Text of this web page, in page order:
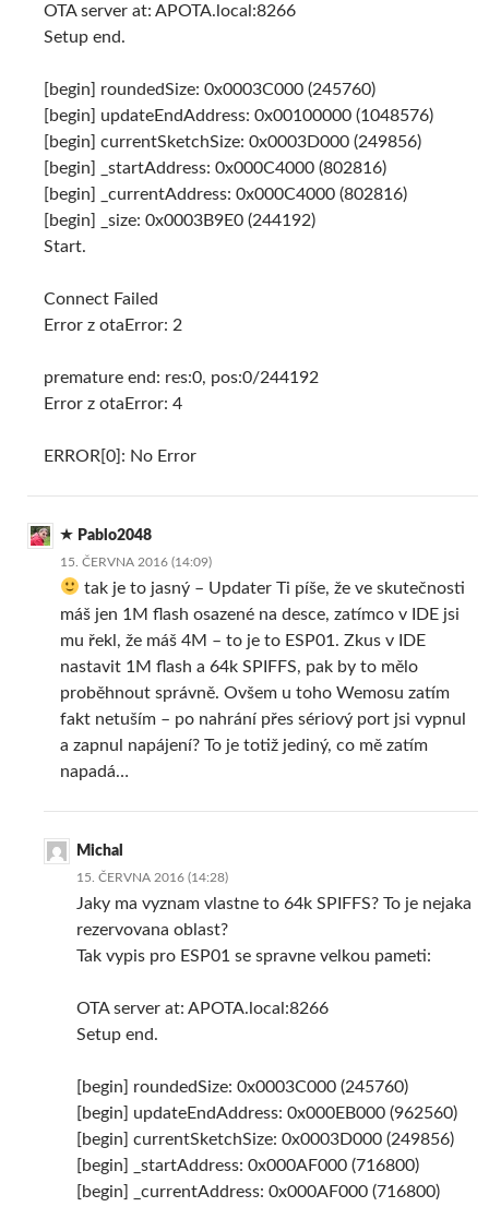
OTA server at: APOTA.local:8266
Setup end.
[begin] roundedSize: 0x0003C000 (245760)
[begin] updateEndAddress: 0x00100000 (1048576)
[begin] currentSketchSize: 0x0003D000 (249856)
[begin] _startAddress: 0x000C4000 (802816)
[begin] _currentAddress: 0x000C4000 (802816)
[begin] _size: 0x0003B9E0 (244192)
Start.
Connect Failed
Error z otaError: 2
premature end: res:0, pos:0/244192
Error z otaError: 4
ERROR[0]: No Error
Pablo2048
15. ČERVNA 2016 (14:09)
tak je to jasný – Updater Ti píše, že ve skutečnosti
máš jen 1M flash osazené na desce, zatímco v IDE jsi
mu řekl, že máš 4M – to je to ESP01. Zkus v IDE
nastavit 1M flash a 64k SPIFFS, pak by to mělo
proběhnout správně. Ovšem u toho Wemosu zatím
fakt netuším – po nahrání přes sériový port jsi vypnul
a zapnul napájení? To je totiž jediný, co mě zatím
napadá…
Michal
15. ČERVNA 2016 (14:28)
Jaky ma vyznam vlastne to 64k SPIFFS? To je nejaka
rezervovana oblast?
Tak vypis pro ESP01 se spravne velkou pameti:
OTA server at: APOTA.local:8266
Setup end.
[begin] roundedSize: 0x0003C000 (245760)
[begin] updateEndAddress: 0x000EB000 (962560)
[begin] currentSketchSize: 0x0003D000 (249856)
[begin] _startAddress: 0x000AF000 (716800)
[begin] _currentAddress: 0x000AF000 (716800)